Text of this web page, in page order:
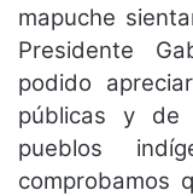
mapuche
Presidente
podido
públicas y de
pueblos
comprobamos